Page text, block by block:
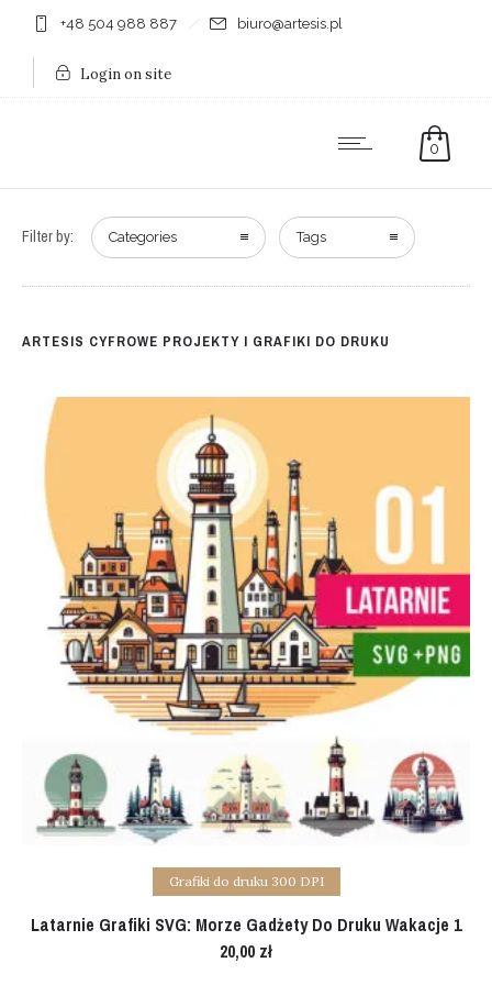
+48 504 988 887 biuro@artesis.pl
Login on site
0
Filter by: Categories Tags
ARTESIS CYFROWE PROJEKTY I GRAFIKI DO DRUKU
Add to cart
Grafiki do druku 300 DPI
Latarnie Grafiki SVG: Morze Gadżety Do Druku Wakacje 1
20,00 zł